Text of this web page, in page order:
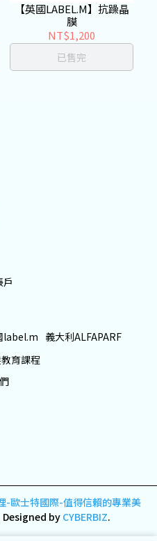
【英國LABEL.M】抗躁晶
膜
NT$1,200
已售完
戶
label.m 義大利ALFAPARF
育課程
-歐士特國際-值得信賴的專業美
Designed by CYBERBIZ.